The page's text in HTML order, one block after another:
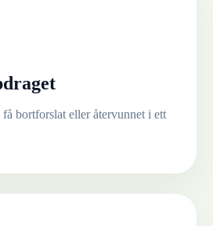
bortforslat eller återvunnet i ett